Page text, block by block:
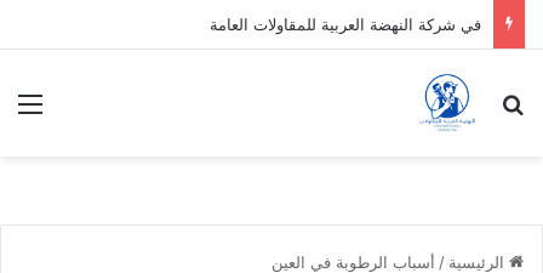
في شركة النهضة العربية للمقاولات العامة
بحث عن
الرئيسية / أسباب الرطوبة في العين